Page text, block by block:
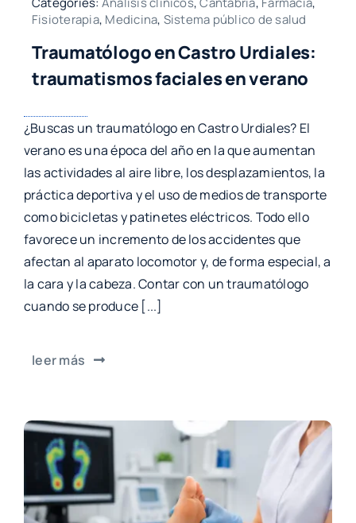
Fisioterapia, Medicina, Sistema público de salud
Traumatólogo en Castro Urdiales:
traumatismos faciales en verano
¿Buscas un traumatólogo en Castro Urdiales? El
verano es una época del año en la que aumentan
las actividades al aire libre, los desplazamientos, la
práctica deportiva y el uso de medios de transporte
como bicicletas y patinetes eléctricos. Todo ello
favorece un incremento de los accidentes que
afectan al aparato locomotor y, de forma especial, a
la cara y la cabeza. Contar con un traumatólogo
cuando se produce [...]
leer más